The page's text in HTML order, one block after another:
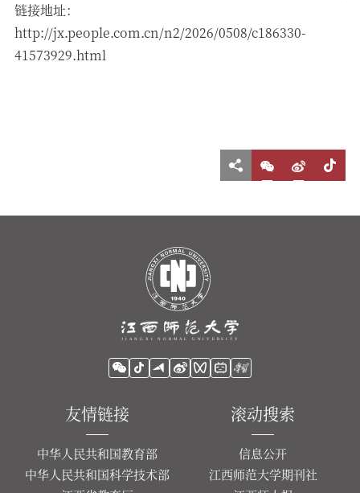
链接地址：
http://jx.people.com.cn/n2/2026/0508/c186330-
41573929.html
友情链接
中华人民共和国教育部
中华人民共和国科学技术部
滚动搜索
信息公开
江西师范大学期刊社